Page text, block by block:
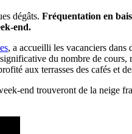
dégâts. Fréquentation en
end.
, a accueilli les vacanciers
du nombre de cours,
aux terrasses des cafés et
end trouveront de la neige